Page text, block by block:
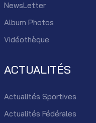
NewsLetter
Album Photos
Vidéothèque
ACTUALITÉS
Actualités Sportives
Actualités Fédérales